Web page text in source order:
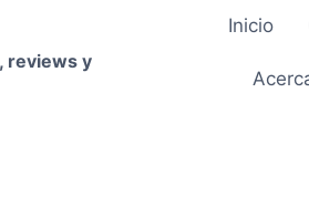
reviews y
Inicio